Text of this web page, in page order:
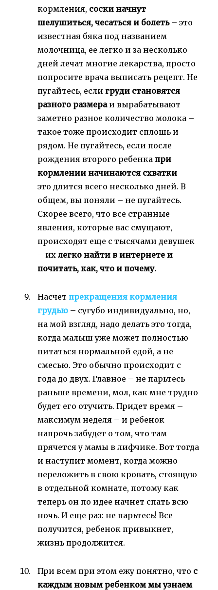
кормления, соски начнут
шелушиться, чесаться и болеть– это
известная бяка под названием
молочница, ее легко и за несколько
дней лечат многие лекарства, просто
попросите врача выписать рецепт. Не
пугайтесь, если груди становятся
разного размераи вырабатывают
заметно разное количество молока –
такое тоже происходит сплошь и
рядом. Не пугайтесь, если после
рождения второго ребенка при
кормлении начинаются схватки–
это длится всего несколько дней. В
общем, вы поняли – не пугайтесь.
Скорее всего, что все странные
явления, которые вас смущают,
происходят еще с тысячами девушек
– их легко найти в интернете и
почитать, как, что и почему.
Насчет прекращения кормления
грудью– сугубо индивидуально, но,
на мой взгляд, надо делать это тогда,
когда малыш уже может полностью
питаться нормальной едой, а не
смесью. Это обычно происходит с
года до двух. Главное – не парьтесь
раньше времени, мол, как мне трудно
будет его отучить. Придет время –
максимум неделя – и ребенок
напрочь забудет о том, что там
прячется у мамы в лифчике. Вот тогда
и наступит момент, когда можно
переложить в свою кровать, стоящую
в отдельной комнате, потому как
теперь он по идее начнет спать всю
ночь. И еще раз: не парьтесь! Все
получится, ребенок привыкнет,
жизнь продолжится.
При всем при этом ежу понятно, что с
каждым новым ребенком мы узнаем